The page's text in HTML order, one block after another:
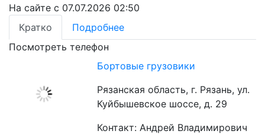
На сайте с 07.07.2026 02:50
Кратко
Подробнее
Посмотреть телефон
Бортовые грузовики
Рязанская область, г. Рязань, ул.
Куйбышевское шоссе, д. 29
Контакт: Андрей Владимирович